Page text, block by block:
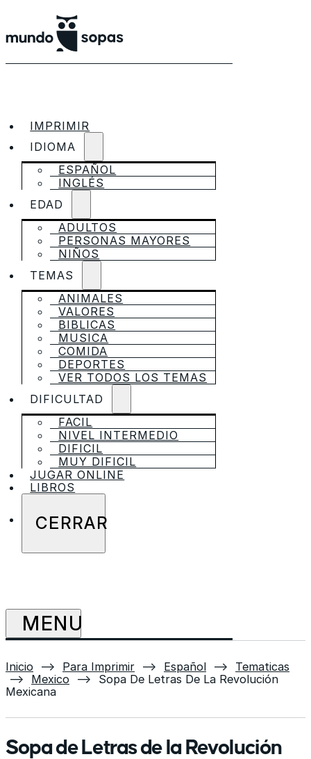
IMPRIMIR
IDIOMA
ESPAÑOL
INGLÉS
EDAD
ADULTOS
PERSONAS MAYORES
NIÑOS
TEMAS
ANIMALES
VALORES
BIBLICAS
MUSICA
COMIDA
DEPORTES
VER TODOS LOS TEMAS
DIFICULTAD
FACIL
NIVEL INTERMEDIO
DIFICIL
MUY DIFICIL
JUGAR ONLINE
LIBROS
Inicio ⟶ Para Imprimir ⟶ Español ⟶ Tematicas
⟶ Mexico ⟶ Sopa De Letras De La Revolución
Mexicana
Sopa de Letras de la Revolución